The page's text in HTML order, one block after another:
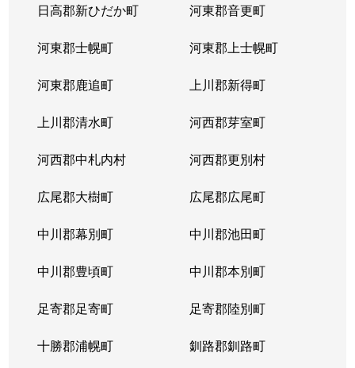
日高郡新ひだか町 河東郡音更町
河東郡士幌町 河東郡上士幌町
河東郡鹿追町 上川郡新得町
上川郡清水町 河西郡芽室町
河西郡中札内村 河西郡更別村
広尾郡大樹町 広尾郡広尾町
中川郡幕別町 中川郡池田町
中川郡豊頃町 中川郡本別町
足寄郡足寄町 足寄郡陸別町
十勝郡浦幌町 釧路郡釧路町